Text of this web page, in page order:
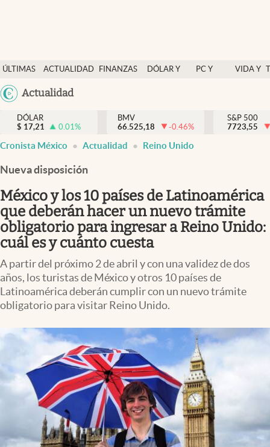
ÚLTIMAS
NOTICIAS
ACTUALIDAD
FINANZAS
DÓLAR Y
PC Y
VIDA Y
México
Actualidad
Actualidad
Finanzas y economía
Dólar y mercados
Pc y celular
Vida y estilo
Clima
Espiritualidad
abre en nueva pestaña
México
DÓLAR
$ 17,21 0.01%
BMV
66.525,18
-0.46%
S&P 500
7723,55
Cronista México Actualidad Reino Unido
Nueva disposición
México y los 10 países de Latinoamérica
que deberán hacer un nuevo trámite
obligatorio para ingresar a Reino Unido:
cuál es y cuánto cuesta
A partir del próximo 2 de abril y con una validez de dos
años, los turistas de México y otros 10 países de
Latinoamérica deberán cumplir con un nuevo trámite
obligatorio para visitar Reino Unido.